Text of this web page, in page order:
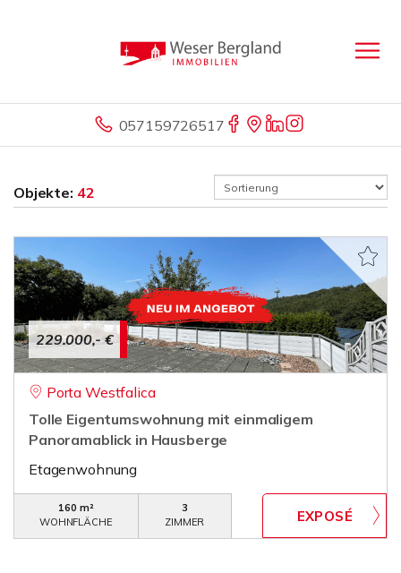
057159726517
Objekte: 42
229.000,- €
Porta Westfalica
Tolle Eigentumswohnung mit einmaligem
Panoramablick in Hausberge
Etagenwohnung
160 m²
WOHNFLÄCHE
3
ZIMMER